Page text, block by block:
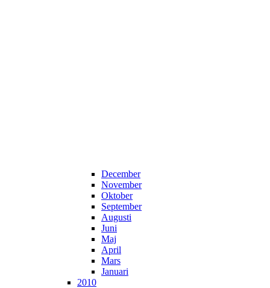
December
November
Oktober
September
Augusti
Juni
Maj
April
Mars
Januari
2010